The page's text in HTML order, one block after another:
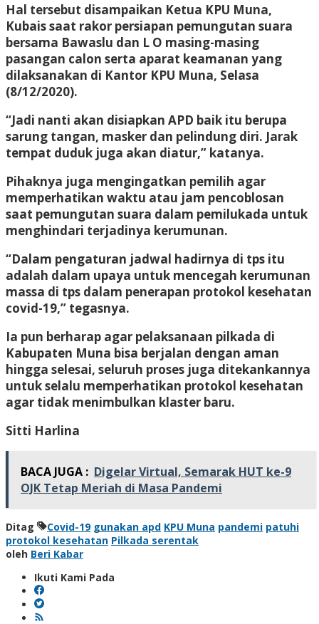
Hal tersebut disampaikan Ketua KPU Muna,
Kubais saat rakor persiapan pemungutan suara
bersama Bawaslu dan L O masing-masing
pasangan calon serta aparat keamanan yang
dilaksanakan di Kantor KPU Muna, Selasa
(8/12/2020).
“Jadi nanti akan disiapkan APD baik itu berupa
sarung tangan, masker dan pelindung diri. Jarak
tempat duduk juga akan diatur,” katanya.
Pihaknya juga mengingatkan pemilih agar
memperhatikan waktu atau jam pencoblosan
saat pemungutan suara dalam pemilukada untuk
menghindari terjadinya kerumunan.
“Dalam pengaturan jadwal hadirnya di tps itu
adalah dalam upaya untuk mencegah kerumunan
massa di tps dalam penerapan protokol kesehatan
covid-19,” tegasnya.
Ia pun berharap agar pelaksanaan pilkada di
Kabupaten Muna bisa berjalan dengan aman
hingga selesai, seluruh proses juga ditekankannya
untuk selalu memperhatikan protokol kesehatan
agar tidak menimbulkan klaster baru.
Sitti Harlina
BACA JUGA : Digelar Virtual, Semarak HUT ke-9
OJK Tetap Meriah di Masa Pandemi
Ditag Covid-19 gunakan apd KPU Muna pandemi patuhi
protokol kesehatan Pilkada serentak
oleh Beri Kabar
Ikuti Kami Pada